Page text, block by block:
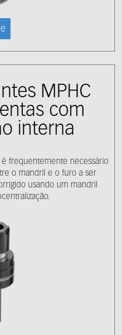
MPHC
com
interna
frequentemente necessário
o mandril e o furo a ser
usando um mandril